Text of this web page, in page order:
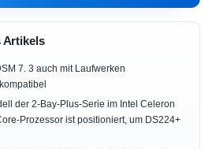
Artikels
7. 3 auch mit Laufwerken
der 2-Bay-Plus-Serie im Intel Celeron
Prozessor ist positioniert, um DS224+